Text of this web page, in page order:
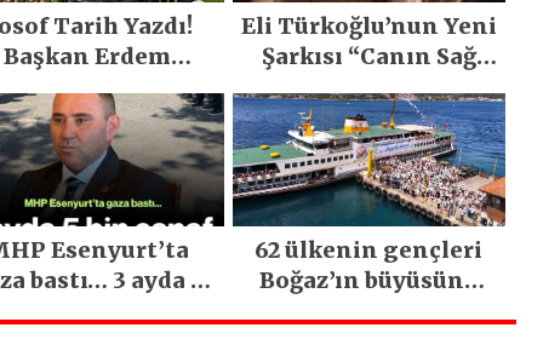
Tarih Yazdı!
Başkan Erdem
Son Yılların
Büyük Festivali
Gerçekleşti
Eli Türkoğlu’nun Yeni
Şarkısı “Canın Sağ
Gördü!..
Esenyurt’ta
bastı… 3 ayda 5
62 ülkenin gençleri
Boğaz’ın büyüsüne